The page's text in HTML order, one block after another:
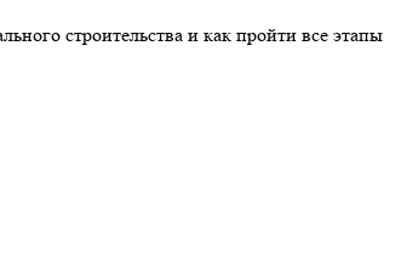
строительства и как пройти все этапы